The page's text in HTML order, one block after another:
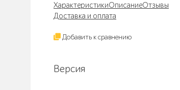
ХарактеристикиОписаниеОтзывы
Доставка и оплата
Добавить к сравнению
Версия